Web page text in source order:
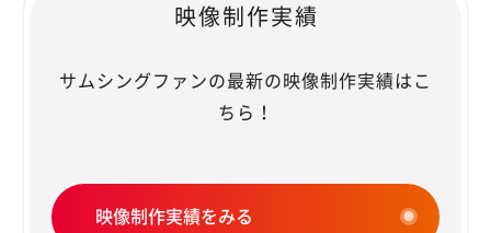
映像制作実績
サムシングファンの最新の映像制作実績はこ
ちら！
映像制作実績をみる